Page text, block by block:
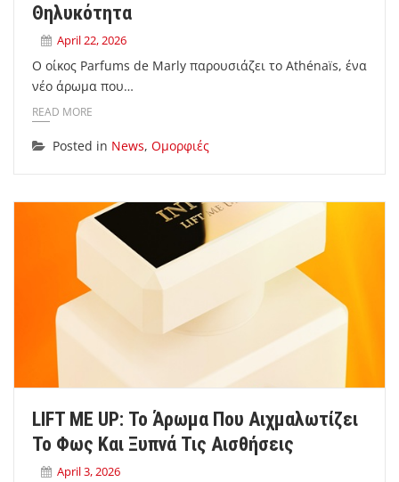
Θηλυκότητα
April 22, 2026
Ο οίκος Parfums de Marly παρουσιάζει το Athénaïs, ένα
νέο άρωμα που…
READ MORE
Posted in News, Ομορφιές
LIFT ME UP: Το Άρωμα Που Αιχμαλωτίζει
Το Φως Και Ξυπνά Τις Αισθήσεις
April 3, 2026